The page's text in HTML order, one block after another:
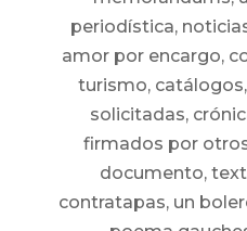
periodística,
amor por encargo,
turismo,
solicitadas,
firmados por
documento,
contratapas, un